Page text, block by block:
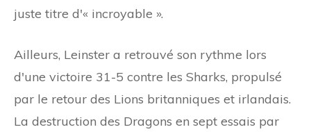
juste titre d'« incroyable ».
Ailleurs, Leinster a retrouvé son rythme lors
d'une victoire 31-5 contre les Sharks, propulsé
par le retour des Lions britanniques et irlandais.
La destruction des Dragons en sept essais par